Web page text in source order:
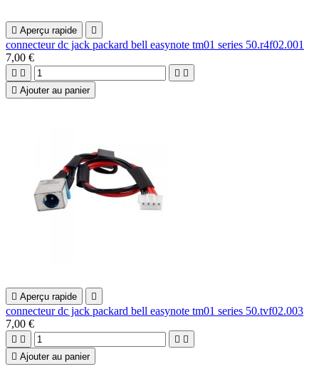
 Aperçu rapide 
connecteur dc jack packard bell easynote tm01 series 50.r4f02.001
7,00 €
   
 Ajouter au panier
 Aperçu rapide 
connecteur dc jack packard bell easynote tm01 series 50.tvf02.003
7,00 €
   
 Ajouter au panier